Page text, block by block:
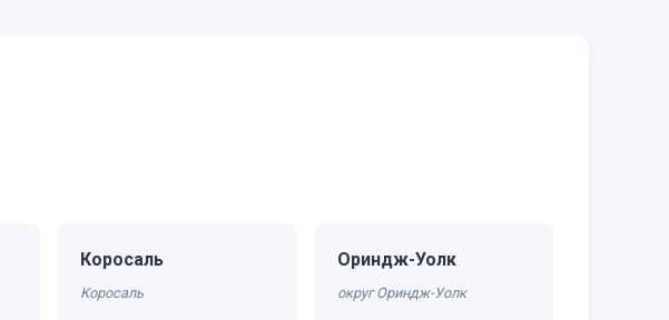
Коросаль
Коросаль
Ориндж-Уолк
округ Ориндж-Уолк